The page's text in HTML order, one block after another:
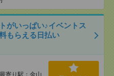
がいっぱい♪イベントス
もらえる日払い
寄り駅：金山